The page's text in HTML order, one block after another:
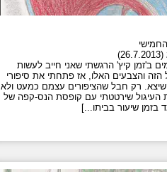
ב'זמן קיץ' הרגשתי שאני חייב לעשות
והצבעים האלו, אז פתחתי את סיפורי
שיצא. רק חבל שהציפורים עצמם כמעט ולא
העיגול שירטטתי עם קופסת הנס-קפה של
בזמן שיעור בביתו...]